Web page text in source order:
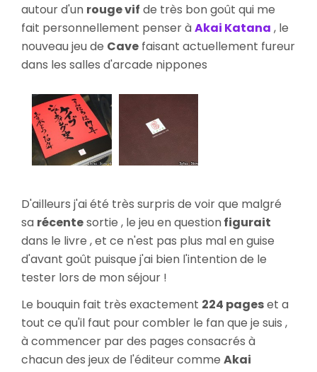
autour d'un rouge vif de très bon goût qui me
fait personnellement penser àAkai Katana , le
nouveau jeu de Cave faisant actuellement fureur
dans les salles d'arcade nippones
D'ailleurs j'ai été très surpris de voir que malgré
sa récentesortie , le jeu en questionfigurait
dans le livre , et ce n'est pas plus mal en guise
d'avant goût puisque j'ai bien l'intention de le
tester lors de mon séjour !
Le bouquin fait très exactement 224 pageset a
tout ce qu'il faut pour combler le fan que je suis ,
à commencer par des pages consacrés à
chacun des jeux de l'éditeur comme Akai